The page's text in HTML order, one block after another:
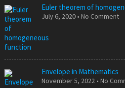
Euler theorem of
July 6, 2020 • No Comment
Envelope in Mathematics
November 5, 2022 • No